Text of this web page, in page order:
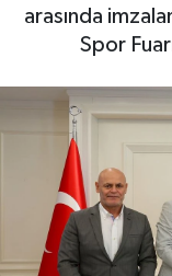
arasında
Spor
Haberler
Magazin
Müzik
Piyasa
Haber Arşivi